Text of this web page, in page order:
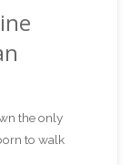
the only
to walk